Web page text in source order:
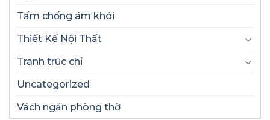
Tấm chống ám khói
Thiết Kế Nội Thất
Tranh trúc chỉ
Uncategorized
Vách ngăn phòng thờ